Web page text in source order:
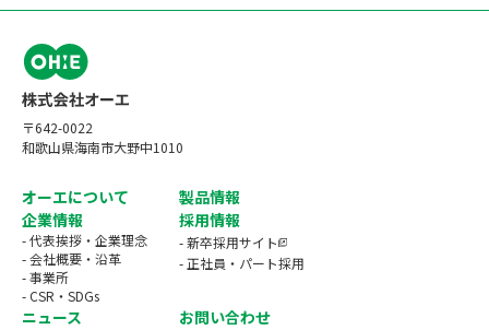
〒642-0022
和歌山県海南市大野中1010
オーエについて
製品情報
企業情報
- 代表挨拶・企業理念
- 会社概要・沿革
- 事業所
- CSR・SDGs
採用情報
- 新卒採用サイト
- 正社員・パート採用
ニュース お問い合わせ